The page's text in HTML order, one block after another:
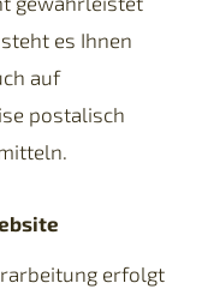
es Ihnen
auf
postalisch
erfolgt